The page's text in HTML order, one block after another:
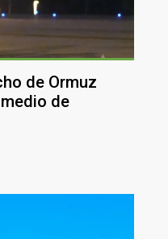
de Ormuz
de